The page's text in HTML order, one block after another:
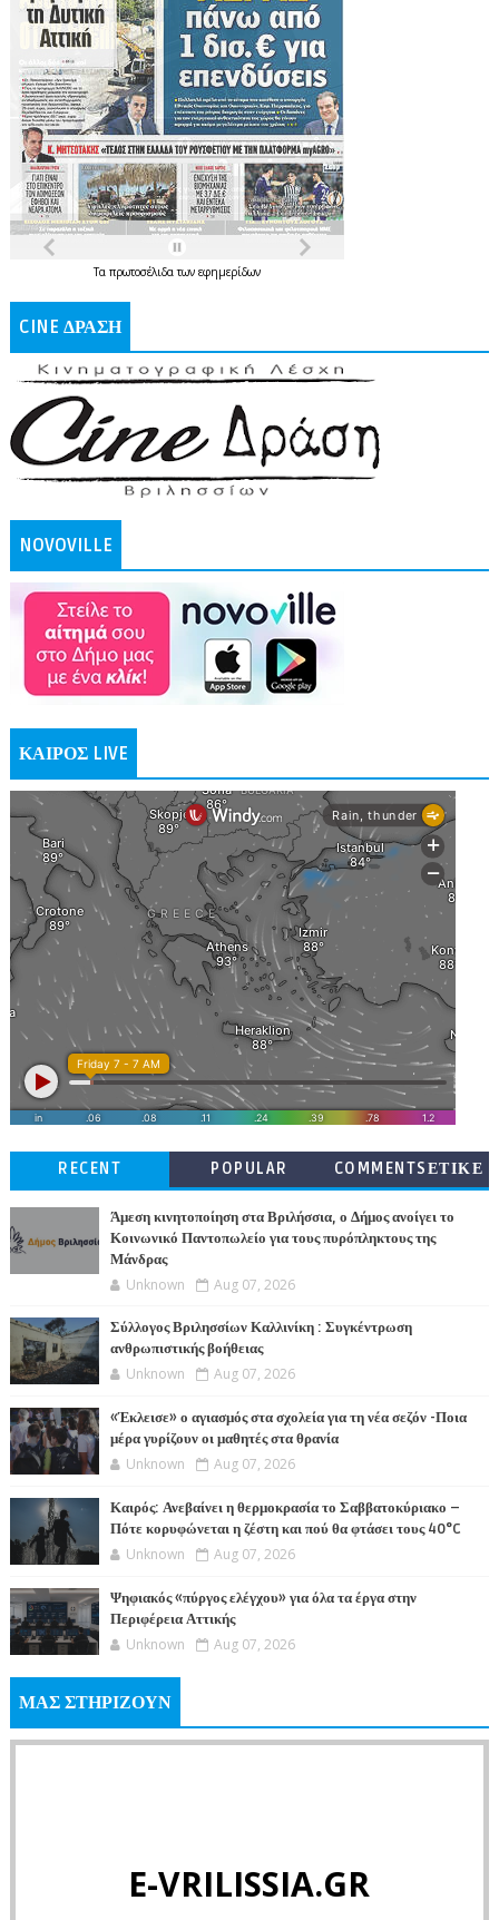
Τα πρωτοσέλιδατων εφημερίδων
CINE ΔΡΑΣΗ
NOVOVILLE
ΚΑΙΡΟΣ LIVE
RECENT POPULAR
COMMENTSΕΤΙΚΕ
Άμεση κινητοποίηση στα Βριλήσσια, ο Δήμος ανοίγει το
Κοινωνικό Παντοπωλείο για τους πυρόπληκτους της
Μάνδρας
Unknown Aug 07, 2026
Σύλλογος Βριλησσίων Καλλινίκη : Συγκέντρωση
ανθρωπιστικής βοήθειας
Unknown Aug 07, 2026
«Έκλεισε» ο αγιασμός στα σχολεία για τη νέα σεζόν -Ποια
μέρα γυρίζουν οι μαθητές στα θρανία
Unknown Aug 07, 2026
Καιρός: Ανεβαίνει η θερμοκρασία το Σαββατοκύριακο –
Πότε κορυφώνεται η ζέστη και πού θα φτάσει τους 40°C
Unknown Aug 07, 2026
Ψηφιακός «πύργος ελέγχου» για όλα τα έργα στην
Περιφέρεια Αττικής
Unknown Aug 07, 2026
ΜΑΣ ΣΤΗΡΙΖΟΥΝ
E-VRILISSIA.GR